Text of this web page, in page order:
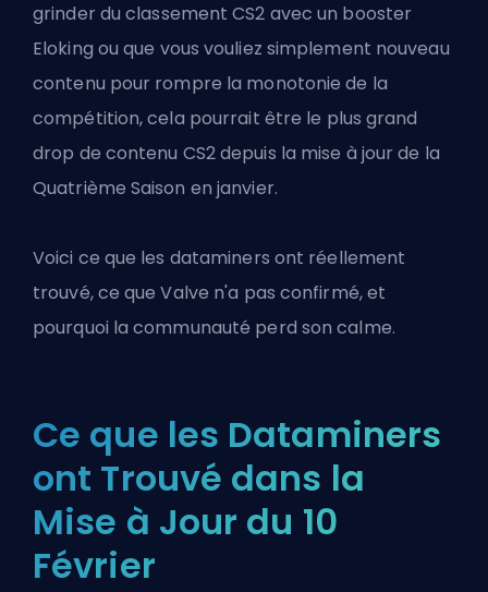
grinder du classement CS2 avec un booster
Eloking ou que vous vouliez simplement nouveau
contenu pour rompre la monotonie de la
compétition, cela pourrait être le plus grand
drop de contenu CS2 depuis la mise à jour de la
Quatrième Saison en janvier.
Voici ce que les dataminers ont réellement
trouvé, ce que Valve n'a pas confirmé, et
pourquoi la communauté perd son calme.
Ce que les Dataminers
ont Trouvé dans la
Mise à Jour du 10
Février